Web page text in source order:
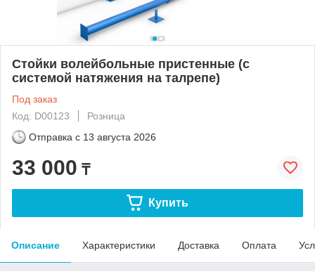
Стойки волейбольные пристенные (с
системой натяжения на талрепе)
Под заказ
Код: D00123
Розница
Отправка с 13 августа 2026
33 000 ₸
Купить
Описание Характеристики Доставка Оплата